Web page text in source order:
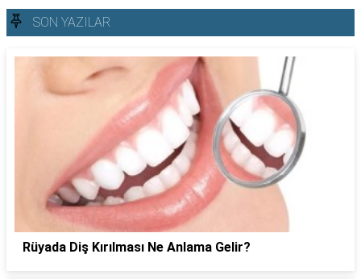
SON YAZILAR
Rüyada Diş Kırılması Ne Anlama Gelir?